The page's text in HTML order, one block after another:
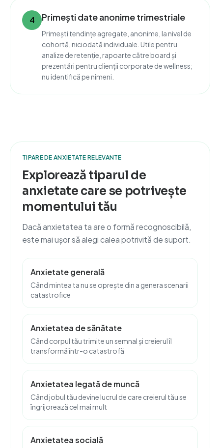
4 Primești date anonime trimestriale
Primești tendințe agregate, anonime, la nivel de
cohortă, niciodată individuale. Utile pentru
analize de retenție, rapoarte către board și
prezentări pentru clienții corporate de wellness;
nu identifică pe nimeni.
TIPARE DE ANXIETATE RELEVANTE
Explorează tiparul de
anxietate care se potrivește
momentului tău
Dacă anxietatea ta are o formă recognoscibilă,
este mai ușor să alegi calea potrivită de suport.
Anxietate generală
Când mintea ta nu se oprește din a genera scenarii
catastrofice
Anxietatea de sănătate
Când corpul tău trimite un semnal și creierul îl
transformă într-o catastrofă
Anxietatea legată de muncă
Când jobul tău devine lucrul de care creierul tău se
îngrijorează cel mai mult
Anxietatea socială